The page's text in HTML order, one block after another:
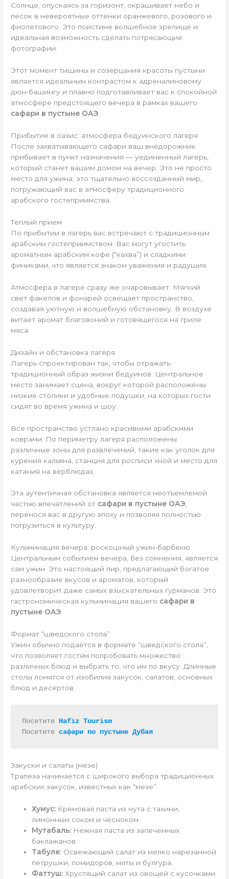
Солнце, опускаясь за горизонт, окрашивает небо и
песок в невероятные оттенки оранжевого, розового и
фиолетового. Это поистине волшебное зрелище и
идеальная возможность сделать потрясающие
фотографии.
Этот момент тишины и созерцания красоты пустыни
является идеальным контрастом к адреналиновому
дюн-башингу и плавно подготавливает вас к спокойной
атмосфере предстоящего вечера в рамках вашего
сафари в пустыне ОАЭ.
Прибытие в оазис: атмосфера бедуинского лагеря
После захватывающего сафари ваш внедорожник
прибывает в пункт назначения — уединенный лагерь,
который станет вашим домом на вечер. Это не просто
место для ужина; это тщательно воссозданный мир,
погружающий вас в атмосферу традиционного
арабского гостеприимства.
Теплый прием
По прибытии в лагерь вас встречают с традиционным
арабским гостеприимством. Вас могут угостить
ароматным арабским кофе (“кахва”) и сладкими
финиками, что является знаком уважения и радушия.
Атмосфера в лагере сразу же очаровывает. Мягкий
свет факелов и фонарей освещает пространство,
создавая уютную и волшебную обстановку. В воздухе
витает аромат благовоний и готовящегося на гриле
мяса.
Дизайн и обстановка лагеря
Лагерь спроектирован так, чтобы отражать
традиционный образ жизни бедуинов. Центральное
место занимает сцена, вокруг которой расположены
низкие столики и удобные подушки, на которых гости
сидят во время ужина и шоу.
Все пространство устлано красивыми арабскими
коврами. По периметру лагеря расположены
различные зоны для развлечений, такие как уголок для
курения кальяна, станция для росписи хной и место для
катания на верблюдах.
Эта аутентичная обстановка является неотъемлемой
частью впечатлений от сафари в пустыне ОАЭ,
перенося вас в другую эпоху и позволяя полностью
погрузиться в культуру.
Кульминация вечера: роскошный ужин-барбекю
Центральным событием вечера, без сомнения, является
сам ужин. Это настоящий пир, предлагающий богатое
разнообразие вкусов и ароматов, который
удовлетворит даже самых взыскательных гурманов. Это
гастрономическая кульминация вашего сафари в
пустыне ОАЭ.
Формат “шведского стола”
Ужин обычно подается в формате “шведского стола”,
что позволяет гостям попробовать множество
различных блюд и выбрать то, что им по вкусу. Длинные
столы ломятся от изобилия закусок, салатов, основных
блюд и десертов.
Посетите
Hafiz Tourism
Посетите сафари по пустыне Дубая
Закуски и салаты (мезе)
Трапеза начинается с широкого выбора традиционных
арабских закусок, известных как “мезе”.
Хумус: Кремовая паста из нута с тахини,
лимонным соком и чесноком.
Мутабаль: Нежная паста из запеченных
баклажанов.
Табуле: Освежающий салат из мелко нарезанной
петрушки, помидоров, мяты и булгура.
Фаттуш: Хрустящий салат из овощей с кусочками